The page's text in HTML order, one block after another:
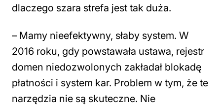
dlaczego szara strefa jest tak duża.
– Mamy nieefektywny, słaby system. W
2016 roku, gdy powstawała ustawa, rejestr
domen niedozwolonych zakładał blokadę
płatności i system kar. Problem w tym, że te
narzędzia nie są skuteczne. Nie